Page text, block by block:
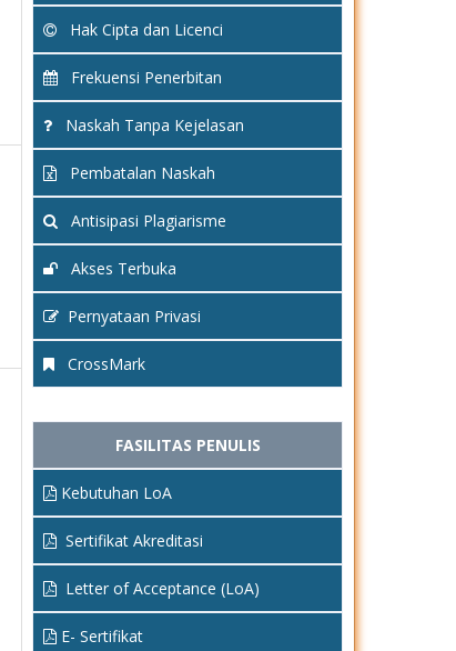
Hak Cipta dan Licenci
Frekuensi Penerbitan
Naskah Tanpa Kejelasan
Pembatalan Naskah
Antisipasi Plagiarisme
Akses Terbuka
Pernyataan Privasi
CrossMark
FASILITAS PENULIS
Kebutuhan LoA
Sertifikat Akreditasi
Letter of Acceptance (LoA)
E- Sertifikat